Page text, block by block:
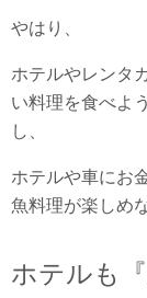
やはり、
ホテルやレンタ
い料理を食べよ
し、
ホテルや車にお
魚料理が楽しめ
ホテルも